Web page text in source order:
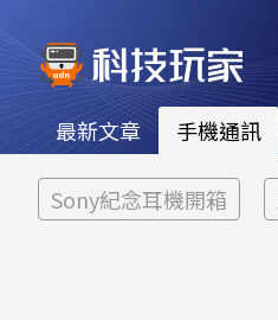
最新文章 手機通訊
Sony紀念耳機開箱